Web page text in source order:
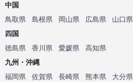
中国
鳥取県
島根県 岡山県 広島県
山口県
四国
徳島県
香川県 愛媛県
高知県
九州・沖縄
福岡県
佐賀県 長崎県 熊本県 大分県